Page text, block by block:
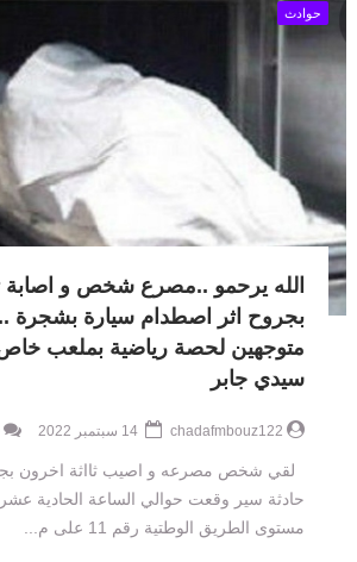
حوادث
الله يرحمو ..مصرع شخص و اصابة
بجروح اثر اصطدام سيارة بشجرة
متوجهين لحصة رياضية بملعب
سيدي جابر
chadafmbouz122
لقي شخص مصرعه و اصيب ثااثة اخرون
حادثة سير وقعت حوالي الساعة الحادية
مستوى الطريق الوطتية رقم 11 على م...